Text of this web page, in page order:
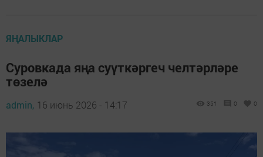
ЯҢАЛЫКЛАР
Суровкада яңа суүткәргеч челтәрләре
төзелә
admin, 16 июнь 2026 - 14:17 351 0 0